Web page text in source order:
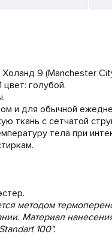
9 (Manchester
цвет: голубой.
и для обычной
ткань с сетчатой
тела при
методом
Материал
100".